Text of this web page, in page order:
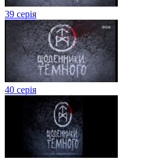
39 серія
40 серія